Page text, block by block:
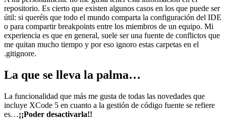
repositorio. Es cierto que existen algunos casos en los que puede ser
útil: si queréis que todo el mundo comparta la configuración del IDE
o para compartir breakpoints entre los miembros de un equipo. Mi
experiencia es que en general, suele ser una fuente de conflictos que
me quitan mucho tiempo y por eso ignoro estas carpetas en el
.gitignore.
La que se lleva la palma…
La funcionalidad que más me gusta de todas las novedades que
incluye XCode 5 en cuanto a la gestión de código fuente se refiere
es…¡¡Poder desactivarla!!